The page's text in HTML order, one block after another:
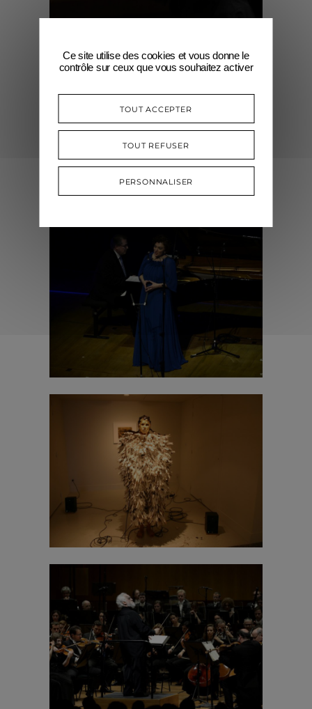
Ce site utilise des cookies et vous donne le
contrôle sur ceux que vous souhaitez activer
TOUT ACCEPTER
TOUT REFUSER
PERSONNALISER